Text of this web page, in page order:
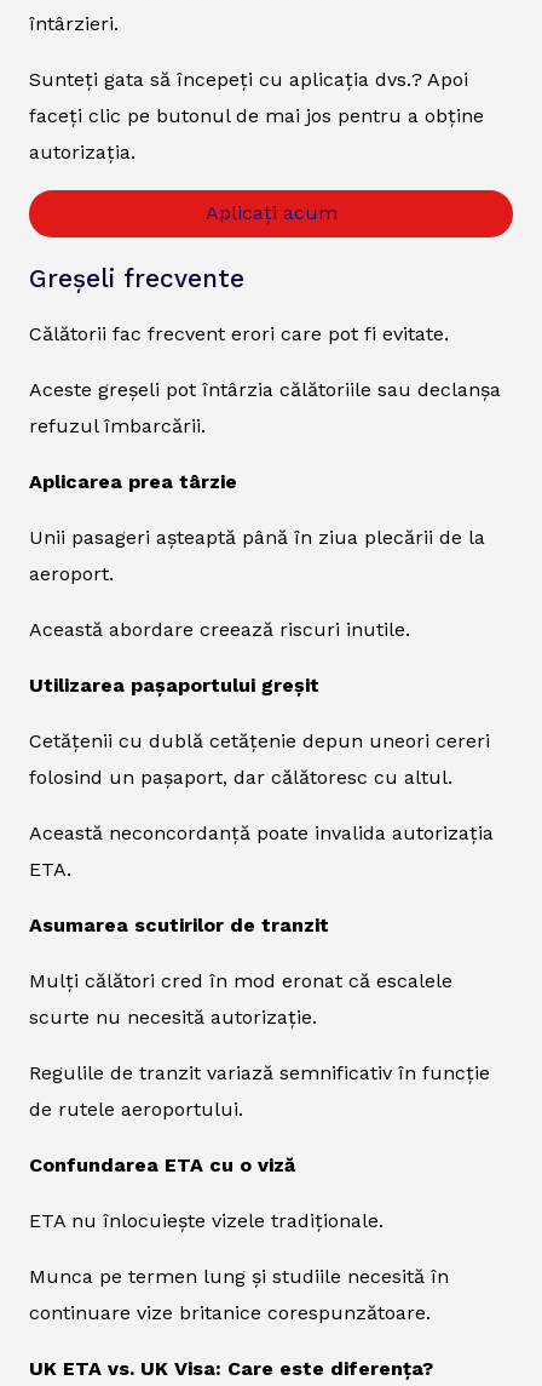
întârzieri.
Sunteți gata să începeți cu aplicația dvs.? Apoi
faceți clic pe butonul de mai jos pentru a obține
autorizația.
Aplicați acum
Greșeli frecvente
Călătorii fac frecvent erori care pot fi evitate.
Aceste greșeli pot întârzia călătoriile sau declanșa
refuzul îmbarcării.
Aplicarea prea târzie
Unii pasageri așteaptă până în ziua plecării de la
aeroport.
Această abordare creează riscuri inutile.
Utilizarea pașaportului greșit
Cetățenii cu dublă cetățenie depun uneori cereri
folosind un pașaport, dar călătoresc cu altul.
Această neconcordanță poate invalida autorizația
ETA.
Asumarea scutirilor de tranzit
Mulți călători cred în mod eronat că escalele
scurte nu necesită autorizație.
Regulile de tranzit variază semnificativ în funcție
de rutele aeroportului.
Confundarea ETA cu o viză
ETA nu înlocuiește vizele tradiționale.
Munca pe termen lung și studiile necesită în
continuare vize britanice corespunzătoare.
UK ETA vs. UK Visa: Care este diferența?